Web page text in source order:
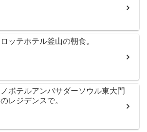
ロッテホテル釜山の朝食。
ノボテルアンバサダーソウル東大門
のレジデンスで。